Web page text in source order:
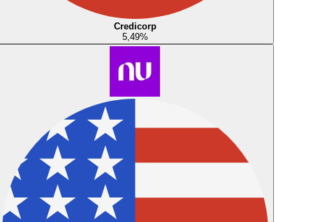
Credicorp
5,49%